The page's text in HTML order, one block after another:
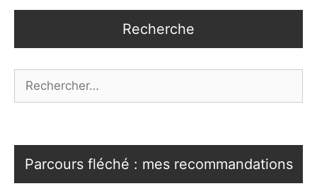
Recherche
Parcours fléché : mes recommandations